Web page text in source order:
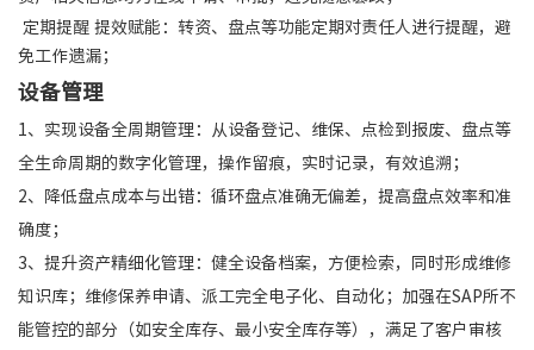
定期提醒 提效赋能：转资、盘点等功能定期对责任人进行提醒，避
免工作遗漏；
设备管理
1、实现设备全周期管理：从设备登记、维保、点检到报废、盘点等
全生命周期的数字化管理，操作留痕，实时记录，有效追溯；
2、降低盘点成本与出错：循环盘点准确无偏差，提高盘点效率和准
确度；
3、提升资产精细化管理：健全设备档案，方便检索，同时形成维修
知识库；维修保养申请、派工完全电子化、自动化；加强在SAP所不
能管控的部分（如安全库存、最小安全库存等），满足了客户审核